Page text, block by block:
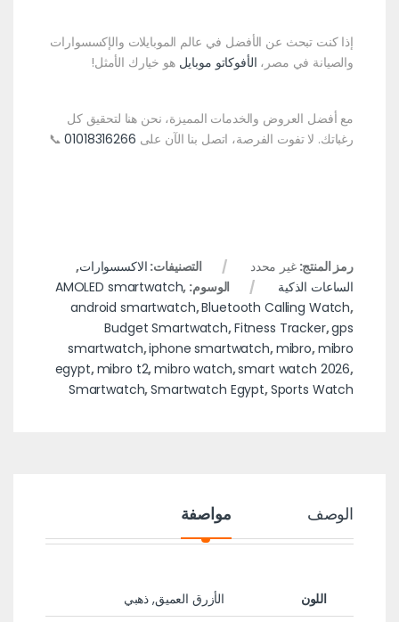
إذا كنت تبحث عن الأفضل في عالم الموبايلات والإكسسوارات
والصيانة في مصر، الأفوكاتو موبايل هو خيارك الأمثل!
مع أفضل العروض والخدمات المميزة، نحن هنا لتحقيق كل
رغباتك. لا تفوت الفرصة، اتصل بنا الآن على 01018316266
📞
رمز المنتج:غير محدد التصنيفات: الاكسسوارات,
الساعات الذكية
الوسوم: AMOLED smartwatch,
android smartwatch,Bluetooth Calling Watch,
Budget Smartwatch,Fitness Tracker,gps
smartwatch,iphone smartwatch,mibro,mibro
egypt,mibro t2,mibro watch,smart watch 2026,
Smartwatch,Smartwatch Egypt,Sports Watch
الوصف مواصفة
اللون
الأزرق العميق, ذهبي